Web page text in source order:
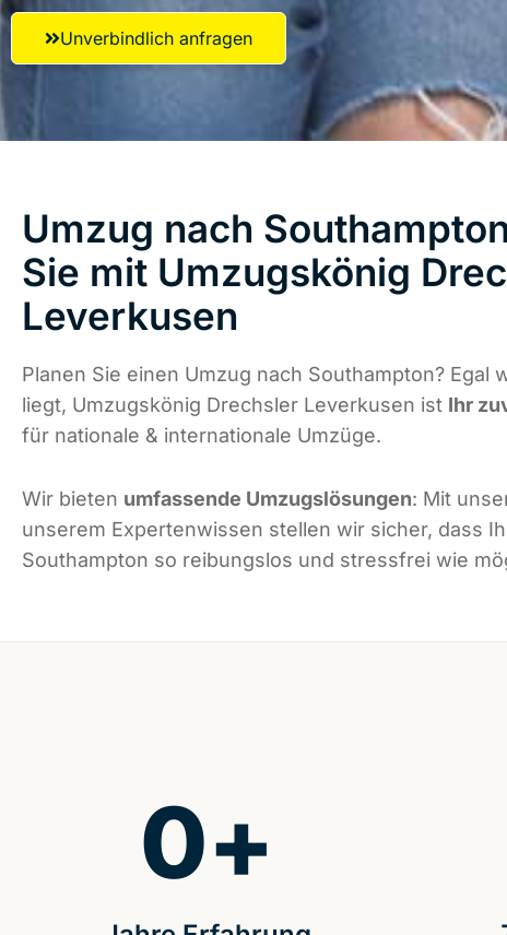
Unverbindlich anfragen
Umzug nach
Sie mit Umzugskönig
Leverkusen
Planen Sie einen Umzug nach Southampton? Egal
liegt, Umzugskönig Drechsler Leverkusen ist Ihr
für nationale & internationale Umzüge.
Wir bieten umfassende Umzugslösungen: Mit
unserem Expertenwissen stellen wir sicher, dass
Southampton so reibungslos und stressfrei wie
0+